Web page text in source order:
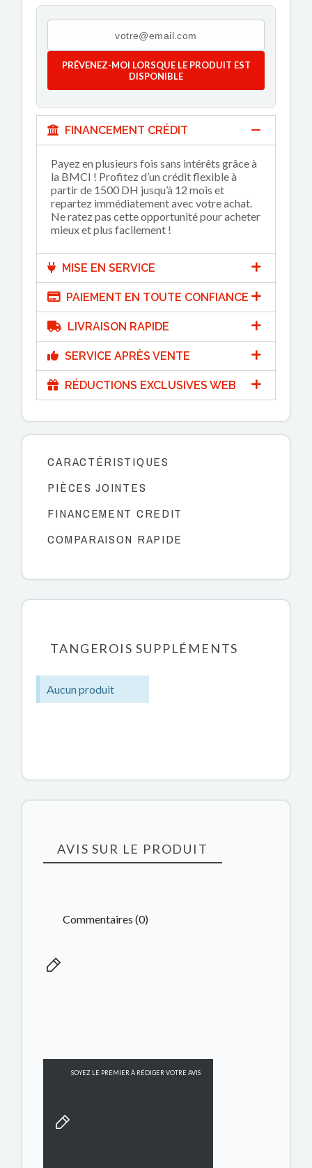
PRÉVENEZ-MOI LORSQUE LE PRODUIT EST
DISPONIBLE
FINANCEMENT CRÉDIT
Payez en plusieurs fois sans intérêts grâce à
la BMCI ! Profitez d’un crédit flexible à
partir de 1500 DH jusqu’à 12 mois et
repartez immédiatement avec votre achat.
Ne ratez pas cette opportunité pour acheter
mieux et plus facilement !
MISE EN SERVICE
PAIEMENT EN TOUTE CONFIANCE
LIVRAISON RAPIDE
SERVICE APRÈS VENTE
RÉDUCTIONS EXCLUSIVES WEB
CARACTÉRISTIQUES
PIÈCES JOINTES
FINANCEMENT CREDIT
COMPARAISON RAPIDE
TANGEROIS SUPPLÉMENTS
Aucun produit
AVIS SUR LE PRODUIT
Commentaires (0)
SOYEZ LE PREMIER À RÉDIGER VOTRE AVIS